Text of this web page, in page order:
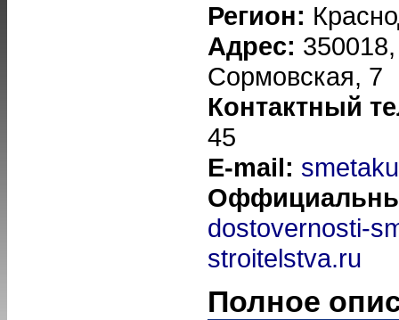
Регион:
Адрес:
Сормовская, 7
Контактный
45
E-mail:
dostovernosti-
stroitelstva.ru
Полное